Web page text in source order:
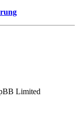
Limited